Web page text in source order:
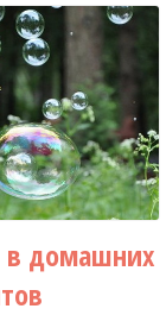
домашних